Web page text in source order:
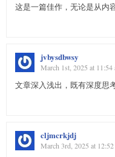
这是一篇佳作，无论是从内
jvbysdbwsy
March 1st, 2025 at 11:54
文章深入浅出，既有深度思
cljmcrkjdj
March 3rd, 2025 at 12:52